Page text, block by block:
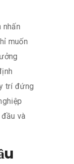
nhấn
muốn
trí đứng
và